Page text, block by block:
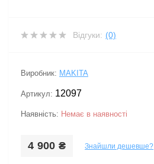
‹ Відгуки: (0)
Виробник: MAKITA
Артикул: 12097
Наявність: Немає в наявності
4 900 ₴ Знайшли дешевше?